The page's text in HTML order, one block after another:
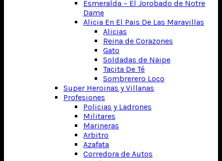
Esmeralda – El Jorobado de Notre
Dame
Alicia En El Pais De Las Maravillas
Alicias
Reina de Corazones
Gato
Soldadas de Naipe
Tacita De Té
Sombrerero Loco
Super Heroinas y Villanas
Profesiones
Policias y Ladrones
Militares
Marineras
Arbitro
Azafata
Corredora de Autos